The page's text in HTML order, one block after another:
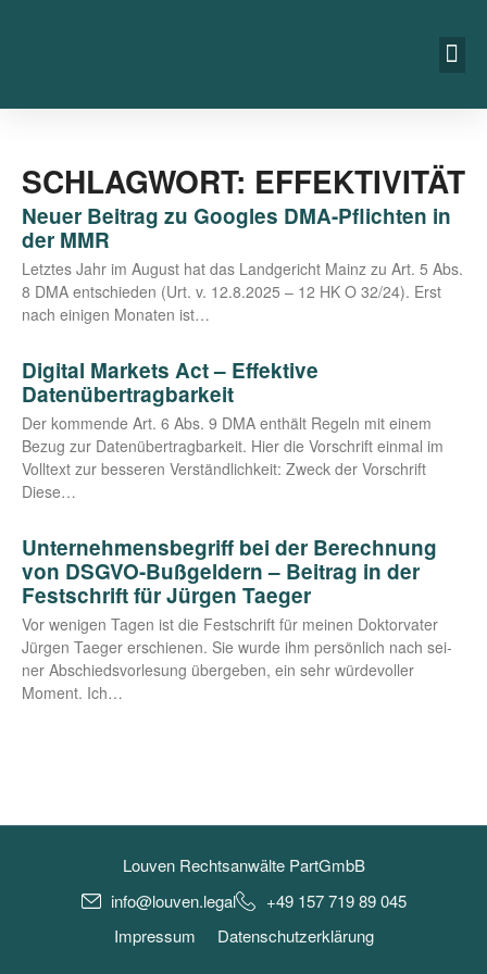
SCHLAGWORT: EFFEKTIVITÄT
Neuer Beitrag zu Googles DMA-Pflichten in
der MMR
Letz­tes Jahr im August hat das Land­ge­richt Mainz zu Art. 5 Abs.
8 DMA ent­schie­den (Urt. v. 12.8.2025 – 12 HK O 32/24). Erst
nach eini­gen Mona­ten ist…
Digital Markets Act – Effektive
Datenübertragbarkeit
Der kom­men­de Art. 6 Abs. 9 DMA ent­hält Regeln mit einem
Bezug zur Daten­über­trag­bar­keit. Hier die Vor­schrift ein­mal im
Voll­text zur bes­se­ren Ver­ständ­lich­keit: Zweck der Vor­schrift
Diese…
Unternehmensbegriff bei der Berechnung
von DSGVO-Bußgeldern – Beitrag in der
Festschrift für Jürgen Taeger
Vor weni­gen Tagen ist die Fest­schrift für mei­nen Dok­tor­va­ter
Jür­gen Tae­ger erschie­nen. Sie wur­de ihm per­sön­lich nach sei­
ner Abschieds­vor­le­sung über­ge­ben, ein sehr wür­de­vol­ler
Moment. Ich…
Louven Rechtsanwälte PartGmbB
info@louven.legal
+49 157 719 89 045
Impressum
Datenschutzerklärung